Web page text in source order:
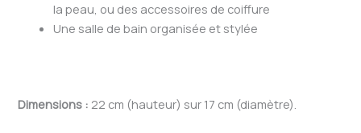
la peau, ou des accessoires de coiffure
Une salle de bain organisée et stylée
Dimensions : 22 cm (hauteur) sur 17 cm (diamètre).